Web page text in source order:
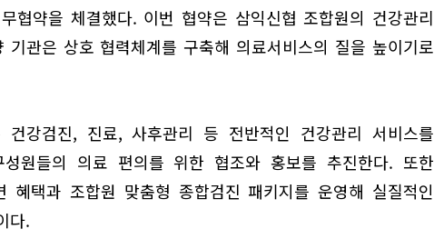
협약을 체결했다. 이번 협약은 삼익신협 조합원의 건강관리
기관은 상호 협력체계를 구축해 의료서비스의 질을 높이기로
건강검진, 진료, 사후관리 등 전반적인 건강관리 서비스를
성원들의 의료 편의를 위한 협조와 홍보를 추진한다. 또한
혜택과 조합원 맞춤형 종합검진 패키지를 운영해 실질적인
다.